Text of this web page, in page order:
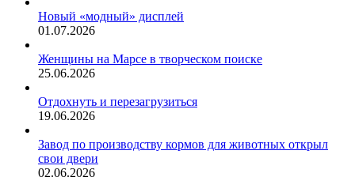
Новый «модный» дисплей
01.07.2026
Женщины на Марсе в творческом поиске
25.06.2026
Отдохнуть и перезагрузиться
19.06.2026
Завод по производству кормов для животных открыл
свои двери
02.06.2026